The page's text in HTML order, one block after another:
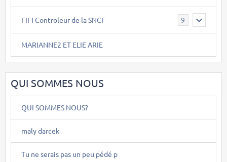
FIFI Controleur de la SNCF 9
MARIANNE2 ET ELIE ARIE
QUI SOMMES NOUS
QUI SOMMES NOUS?
maly darcek
Tu ne serais pas un peu pédé p